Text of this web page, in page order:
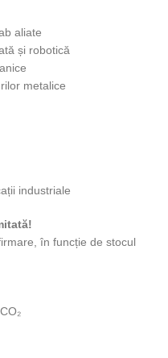
aliate
și robotică
metalice
industriale
în funcție de stocul